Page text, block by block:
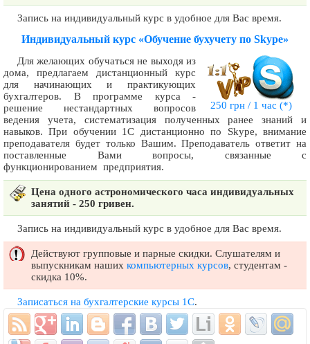
Запись на индивидуальный курс в удобное для Вас время.
Индивидуальный курс «Обучение бухучету по Skype»
250 грн / 1 час (*)
Для желающих обучаться не выходя из
дома, предлагаем дистанционный курс
для начинающих и практикующих
бухгалтеров. В программе курса -
решение нестандартных вопросов
ведения учета, систематизация полученных ранее знаний и
навыков. При обучении 1С дистанционно по Skype, внимание
преподавателя будет только Вашим. Преподаватель ответит на
поставленные Вами вопросы, связанные с
функционированием предприятия.
Цена одного астрономического часа индивидуальных
занятий - 250 гривен.
Запись на индивидуальный курс в удобное для Вас время.
Действуют групповые и парные скидки. Слушателям и
выпускникам наших компьютерных курсов, студентам -
скидка 10%.
Записаться на бухгалтерские курсы 1С.